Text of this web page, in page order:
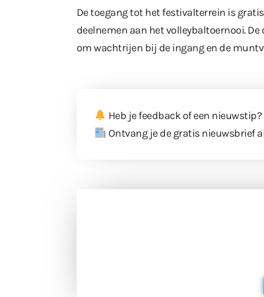
De toegang tot het festivalterrein is
deelnemen aan het volleybaltoernooi.
om wachtrijen bij de ingang en de
Heb je feedback of een nieuwstip?
Ontvang je de gratis nieuwsbrief